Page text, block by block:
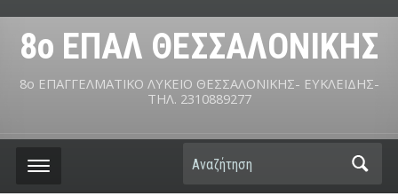
8ο ΕΠΑΛ ΘΕΣΣΑΛΟΝΙΚΗΣ
8ο ΕΠΑΓΓΕΛΜΑΤΙΚΟ ΛΥΚΕΙΟ ΘΕΣΣΑΛΟΝΙΚΗΣ- ΕΥΚΛΕΙΔΗΣ-
ΤΗΛ. 2310889277
Αναζήτηση